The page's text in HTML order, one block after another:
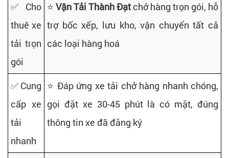
✅ Cho
thuê xe
tải trọn
gói
⭐ Vận Tải Thành Đạtchở hàng trọn gói, hỗ
trợ bốc xếp, lưu kho, vận chuyển tất cả
các loại hàng hoá
✅ Cung
cấp xe
tải
nhanh
⭐ Đáp ứng xe tải chở hàng nhanh chóng,
gọi đặt xe 30-45 phút là có mặt, đúng
thông tin xe đã đăng ký